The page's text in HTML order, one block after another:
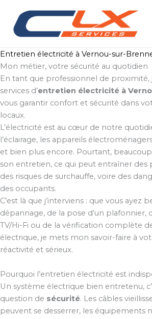
contenu
Entretien électricité à Vernou-sur-
Mon métier, votre sécurité au quotidien
En tant que professionnel de
services d’entretien électricité à
vous garantir confort et sécurité dans
locaux.
L’électricité est au cœur de notre
l’éclairage, les appareils
et bien plus encore. Pourtant,
son entretien, ce qui peut entraîner des
des risques de surchauffe, voire des
des occupants.
C’est là que j’interviens : que vous ayez
dépannage, de la pose d’un plafonnier,
TV/Hi-Fi ou de la vérification complète
électrique, je mets mon savoir-faire à
réactivité et sérieux.
Pourquoi l’entretien électricité est
Un système électrique bien entretenu,
question de sécurité. Les câbles
peuvent se desserrer, les équipements